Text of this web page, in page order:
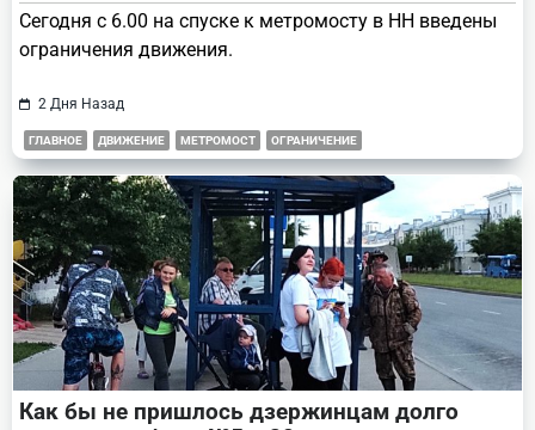
Сегодня с 6.00 на спуске к метромосту в НН введены
ограничения движения.
2 Дня Назад
ГЛАВНОЕ ДВИЖЕНИЕ МЕТРОМОСТ ОГРАНИЧЕНИЕ
Как бы не пришлось дзержинцам долго